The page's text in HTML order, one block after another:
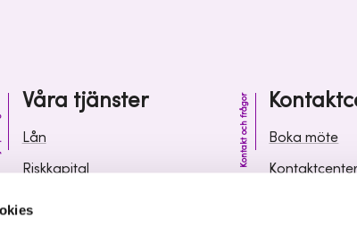
Våra tjänster
Lån
Riskkapital
Kontakt och frågor
Boka möte